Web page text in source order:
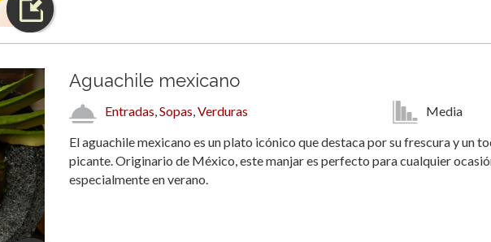
Aguachile mexicano
Entradas,Sopas,Verduras Media
El aguachile mexicano es un plato icónico que destaca por su frescura y un
picante. Originario de México, este manjar es perfecto para cualquier
especialmente en verano.